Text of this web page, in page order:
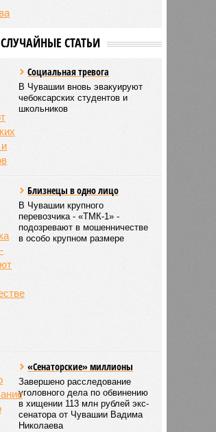
СЛУЧАЙНЫЕ СТАТЬИ
Социальная тревога
В Чувашии вновь эвакуируют
чебоксарских студентов и
школьников
Близнецы в одно лицо
В Чувашии крупного
перевозчика - «ТМК-1» -
подозревают в мошенничестве
в особо крупном размере
«Сенаторские» миллионы
Завершено расследование
уголовного дела по обвинению
в хищении 113 млн рублей экс-
сенатора от Чувашии Вадима
Николаева